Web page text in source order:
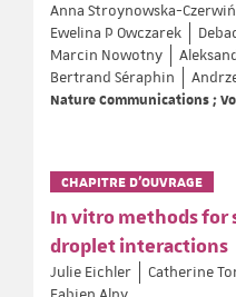
Anna Stroynowska-
Ewelina P Owczarek
Marcin Nowotny
Bertrand Séraphin
Nature Communications ;
CHAPITRE D’OUVRAGE
In vitro methods
droplet interactions
Julie Eichler Catherine